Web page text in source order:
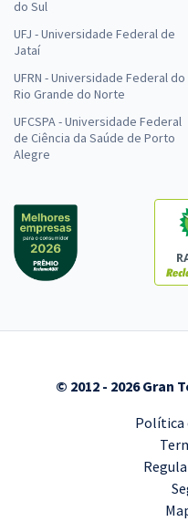
do Sul
UFJ - Universidade Federal de
Jataí
UFRN - Universidade Federal do
Rio Grande do Norte
UFCSPA - Universidade Federal
de Ciência da Saúde de Porto
Alegre
© 2012 - 2026 Gran
Política